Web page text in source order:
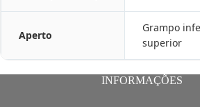
Aperto
Grampo
superior
INFORMAÇÕES